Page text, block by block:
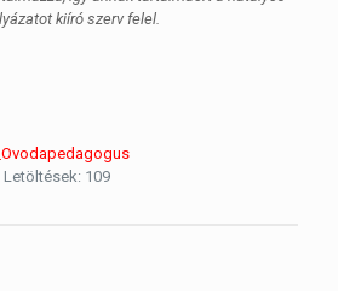
kiíró szerv felel.
Letöltések: 109